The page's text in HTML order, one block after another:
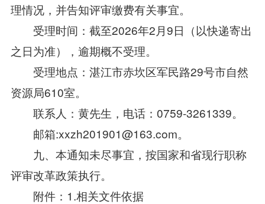
理情况，并告知评审缴费有关事宜。
受理时间：截至2026年2月9日（以快递寄出
之日为准），逾期概不受理。
受理地点：湛江市赤坎区军民路29号市自然
资源局610室。
联系人：黄先生，电话：0759-3261339。
邮箱:xxzh201901@163.com。
九、本通知未尽事宜，按国家和省现行职称
评审改革政策执行。
附件：1.相关文件依据